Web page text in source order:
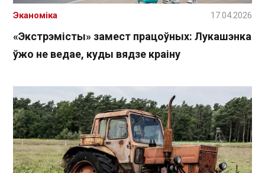
«Экстрэмісты» замест працоўных: Лукашэнка
ўжо не ведае, куды вядзе краіну
Эканоміка 17.04.2026